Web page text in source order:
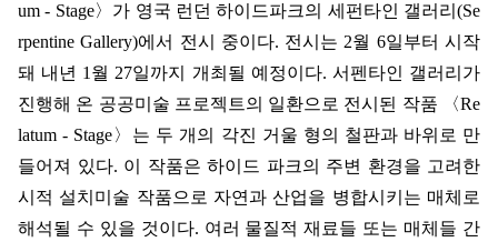
um - Stage〉가 영국 런던 하이드파크의 세펀타인 갤러리(Se
rpentine Gallery)에서 전시 중이다. 전시는 2월 6일부터 시작
돼 내년 1월 27일까지 개최될 예정이다. 서펜타인 갤러리가
진행해 온 공공미술 프로젝트의 일환으로 전시된 작품 〈Re
latum - Stage〉는 두 개의 각진 거울 형의 철판과 바위로 만
들어져 있다. 이 작품은 하이드 파크의 주변 환경을 고려한
시적 설치미술 작품으로 자연과 산업을 병합시키는 매체로
해석될 수 있을 것이다. 여러 물질적 재료들 또는 매체들 간